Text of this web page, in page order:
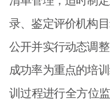
录、鉴定评价机构
公开并实行动态调
成功率为重点的培
训过程进行全方位